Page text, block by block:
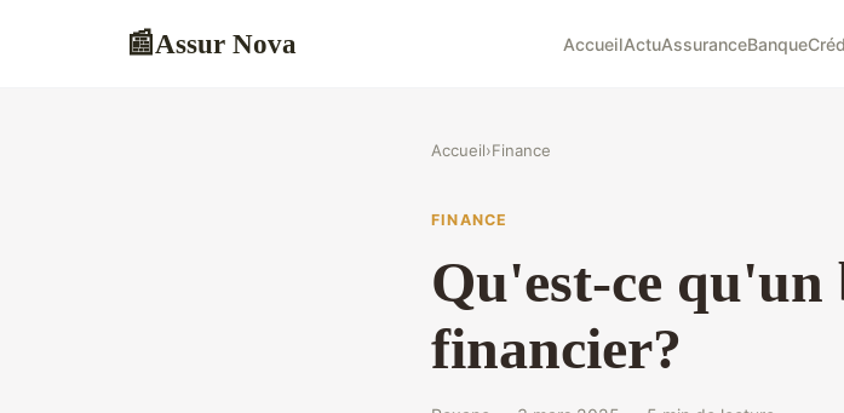
📰Assur Nova AccueilActuAssuranceBanque
Accueil›Finance
FINANCE
Qu'est-ce
financier?